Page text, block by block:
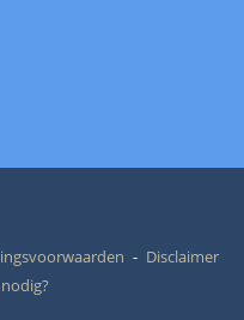
Disclaimer